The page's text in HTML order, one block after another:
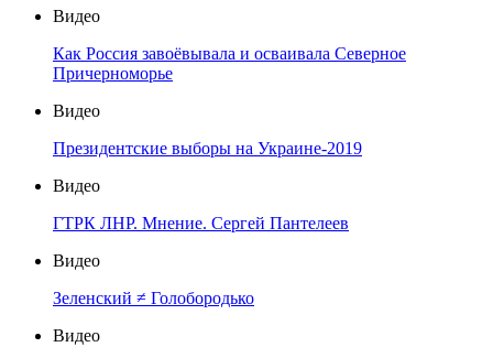
Видео
Как Россия завоёвывала и осваивала Северное
Причерноморье
Видео
Президентские выборы на Украине-2019
Видео
ГТРК ЛНР. Мнение. Сергей Пантелеев
Видео
Зеленский ≠ Голобородько
Видео